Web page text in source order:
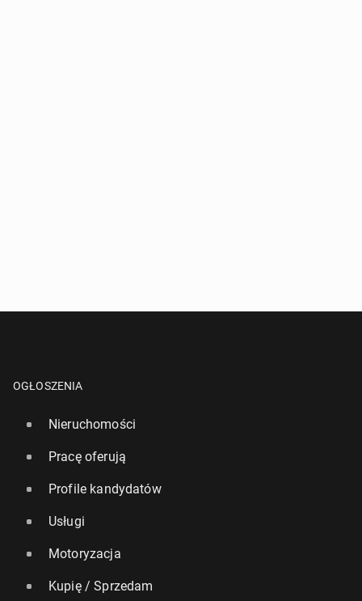
OGŁOSZENIA
Nieruchomości
Pracę oferują
Profile kandydatów
Usługi
Motoryzacja
Kupię / Sprzedam